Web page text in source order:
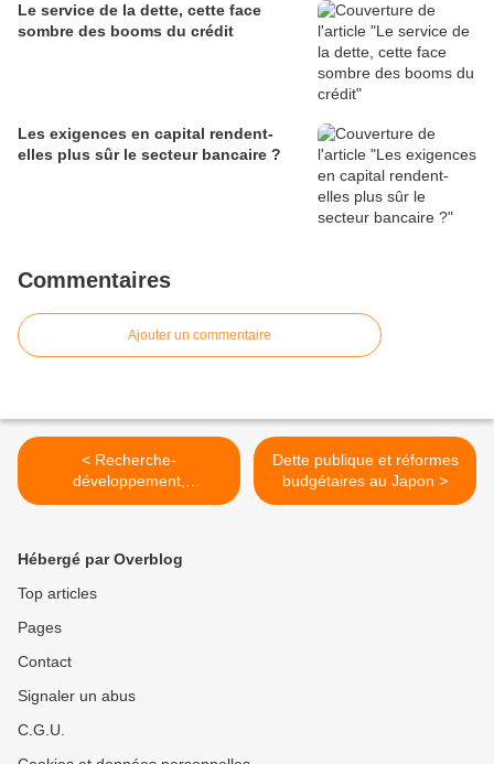
Le service de la dette, cette face
sombre des booms du crédit
Les exigences en capital rendent-
elles plus sûr le secteur bancaire ?
Commentaires
Ajouter un commentaire
< Recherche-
développement,
externalités technologiques
Dette publique et réformes
budgétaires au Japon >
Hébergé par Overblog
Top articles
Pages
Contact
Signaler un abus
C.G.U.